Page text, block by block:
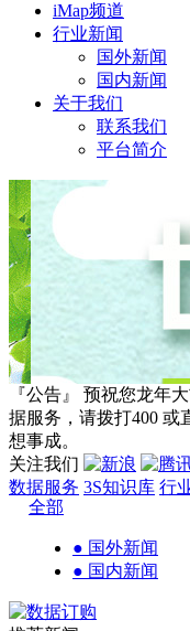
iMap频道
行业新闻
国外新闻
国内新闻
关于我们
联系我们
平台简介
『公告』 预祝您龙年
据服务，请拨打400 或
想事成。
关注我们
数据服务 3S知识库 行
全部
● 国外新闻
● 国内新闻